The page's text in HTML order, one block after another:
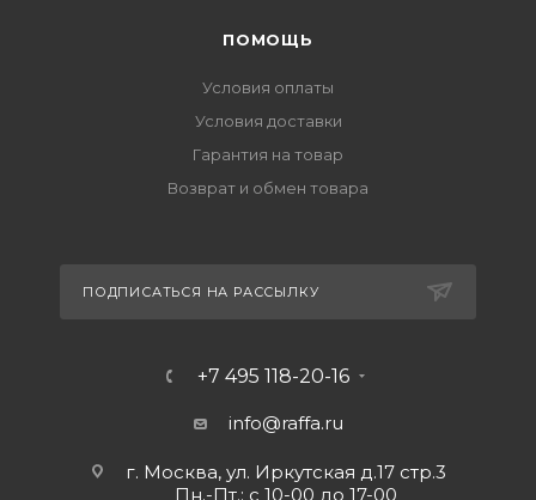
ПОМОЩЬ
Условия оплаты
Условия доставки
Гарантия на товар
Возврат и обмен товара
ПОДПИСАТЬСЯ НА РАССЫЛКУ
+7 495 118-20-16
info@raffa.ru
г. Москва, ул. Иркутская д.17 стр.3
Пн.-Пт.: с 10-00 до 17-00